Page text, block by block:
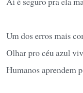
Um dos erros mais
Olhar pro céu azul
Humanos aprendem